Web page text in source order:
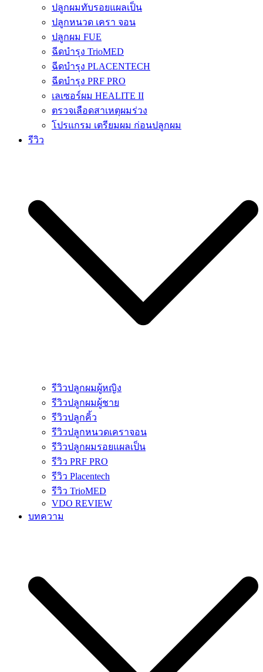
ปลูกผมทับรอยแผลเป็น
ปลูกหนวด เครา จอน
ปลูกผม FUE
ฉีดบำรุง TrioMED
ฉีดบำรุง PLACENTECH
ฉีดบำรุง PRF PRO
เลเซอร์ผม HEALITE II
ตรวจเลือดสาเหตุผมร่วง
โปรแกรม เตรียมผม ก่อนปลูกผม
รีวิว
รีวิวปลูกผมผู้หญิง
รีวิวปลูกผมผู้ชาย
รีวิวปลูกคิ้ว
รีวิวปลูกหนวดเคราจอน
รีวิวปลูกผมรอยแผลเป็น
รีวิว PRF PRO
รีวิว Placentech
รีวิว TrioMED
VDO REVIEW
บทความ